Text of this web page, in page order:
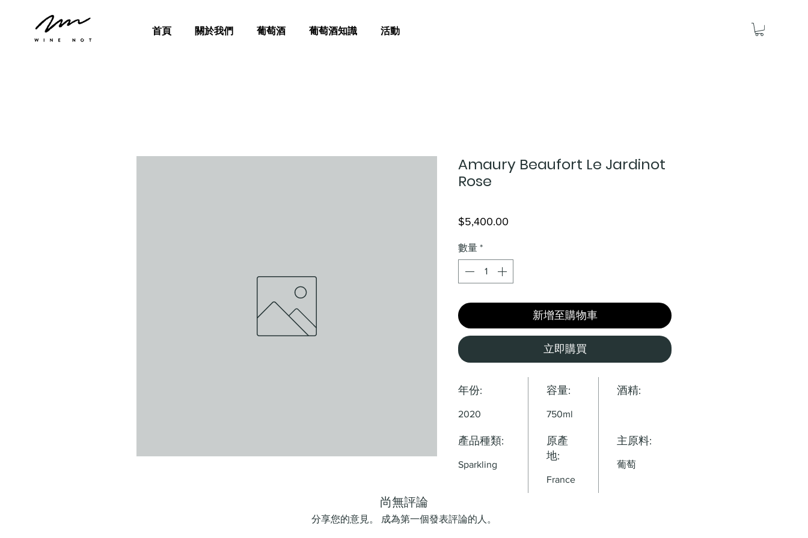
首頁 關於我們 葡萄酒 葡萄酒知識 活動
Amaury Beaufort Le Jardinot
Rose
$5,400.00
數量 *
新增至購物車
立即購買
年份:
2020
容量:
750ml
酒精:
產品種類:
Sparkling
原產
地:
France
主原料:
葡萄
尚無評論
分享您的意見。 成為第一個發表評論的人。